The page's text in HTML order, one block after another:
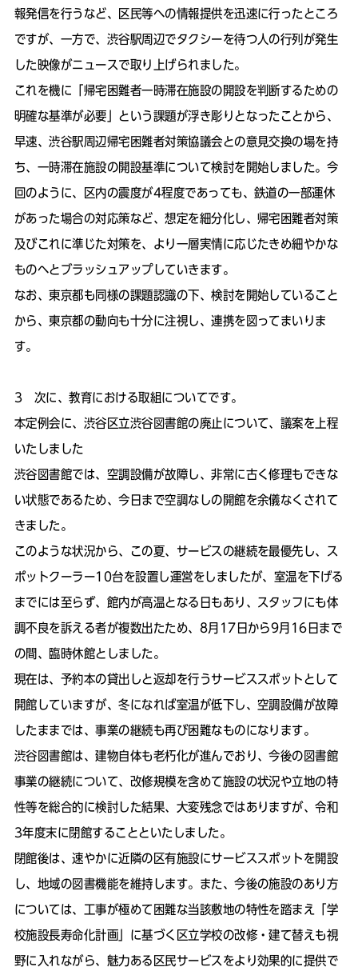
報発信を行うなど、区民等への情報提供を迅速に行ったところ
ですが、一方で、渋谷駅周辺でタクシーを待つ人の行列が発生
した映像がニュースで取り上げられました。
これを機に「帰宅困難者一時滞在施設の開設を判断するための
明確な基準が必要」という課題が浮き彫りとなったことから、
早速、渋谷駅周辺帰宅困難者対策協議会との意見交換の場を持
ち、一時滞在施設の開設基準について検討を開始しました。今
回のように、区内の震度が4程度であっても、鉄道の一部運休
があった場合の対応策など、想定を細分化し、帰宅困難者対策
及びこれに準じた対策を、より一層実情に応じたきめ細やかな
ものへとブラッシュアップしていきます。
なお、東京都も同様の課題認識の下、検討を開始していること
から、東京都の動向も十分に注視し、連携を図ってまいりま
す。
3 次に、教育における取組についてです。
本定例会に、渋谷区立渋谷図書館の廃止について、議案を上程
いたしました
渋谷図書館では、空調設備が故障し、非常に古く修理もできな
い状態であるため、今日まで空調なしの開館を余儀なくされて
きました。
このような状況から、この夏、サービスの継続を最優先し、ス
ポットクーラー10台を設置し運営をしましたが、室温を下げる
までには至らず、館内が高温となる日もあり、スタッフにも体
調不良を訴える者が複数出たため、8月17日から9月16日まで
の間、臨時休館としました。
現在は、予約本の貸出しと返却を行うサービススポットとして
開館していますが、冬になれば室温が低下し、空調設備が故障
したままでは、事業の継続も再び困難なものになります。
渋谷図書館は、建物自体も老朽化が進んでおり、今後の図書館
事業の継続について、改修規模を含めて施設の状況や立地の特
性等を総合的に検討した結果、大変残念ではありますが、令和
3年度末に閉館することといたしました。
閉館後は、速やかに近隣の区有施設にサービススポットを開設
し、地域の図書機能を維持します。また、今後の施設のあり方
については、工事が極めて困難な当該敷地の特性を踏まえ「学
校施設長寿命化計画」に基づく区立学校の改修・建て替えも視
野に入れながら、魅力ある区民サービスをより効果的に提供で